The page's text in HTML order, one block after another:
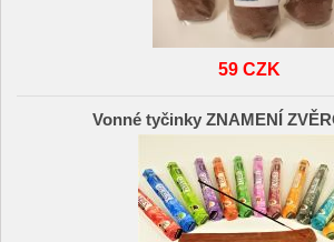
59 CZK
Vonné tyčinky ZNAMENÍ